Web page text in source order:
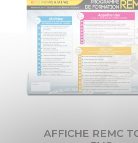
AFFICHE REMC